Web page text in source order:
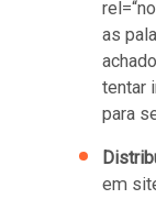
as
tentar
para
em